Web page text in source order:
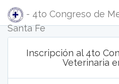
- 4to Congreso de
Santa Fe
Inscripción al 4to
Veterinaria